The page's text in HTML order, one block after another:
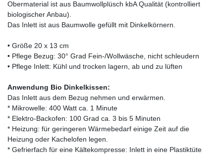
Obermaterial ist aus Baumwollplüsch kbA Qualität (kontrolliert
biologischer Anbau).
Das Inlett ist aus Baumwolle gefüllt mit Dinkelkörnern.
• Größe 20 x 13 cm
• Pflege Bezug: 30° Grad Fein-/Wollwäsche, nicht schleudern
• Pflege Inlett: Kühl und trocken lagern, ab und zu lüften
Anwendung Bio Dinkelkissen:
Das Inlett aus dem Bezug nehmen und erwärmen.
* Mikrowelle: 400 Watt ca. 1 Minute
* Elektro-Backofen: 100 Grad ca. 3 bis 5 Minuten
* Heizung: für geringeren Wärmebedarf einige Zeit auf die
Heizung oder Kachelofen legen.
* Gefrierfach für eine Kältekompresse: Inlett in eine Plastiktüte